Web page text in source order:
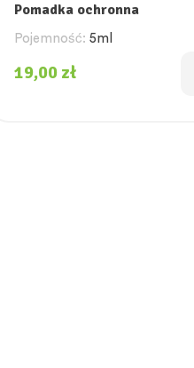
Pomadka ochronna
Pojemność: 5ml
19,00 zł